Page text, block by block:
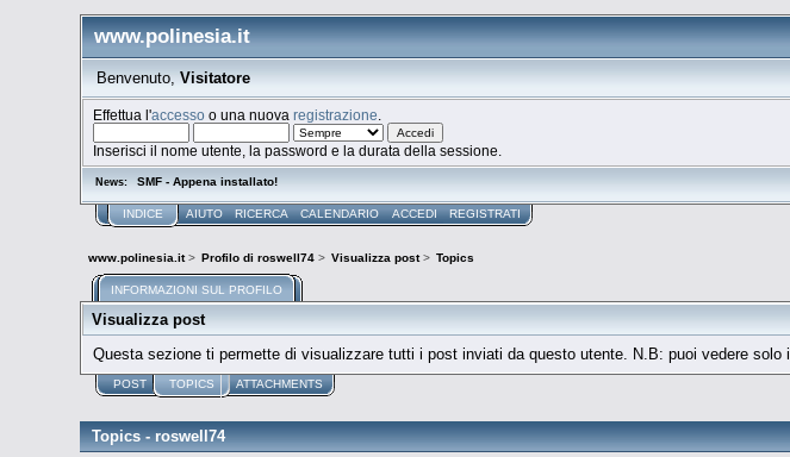
www.polinesia.it
Benvenuto, Visitatore
Effettua l'accesso o una nuovaregistrazione
Inserisci il nome utente, la password e la durata della sessione.
News: SMF - Appena installato!
INDICE AIUTO RICERCA CALENDARIO ACCEDI REGISTRATI
www.polinesia.it> Profilo di roswell74> Visualizza post> Topics
INFORMAZIONI SUL PROFILO
Visualizza post
Questa sezione ti permette di visualizzare tutti i post inviati da questo utente. N.B: puoi vedere solo
POST TOPICS ATTACHMENTS
Topics - roswell74